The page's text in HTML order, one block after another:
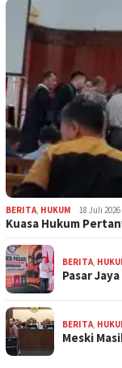
BERITA, HUKUM 18 Juli 2026
Kuasa Hukum
BERITA,
Pasar
BERITA,
Meski